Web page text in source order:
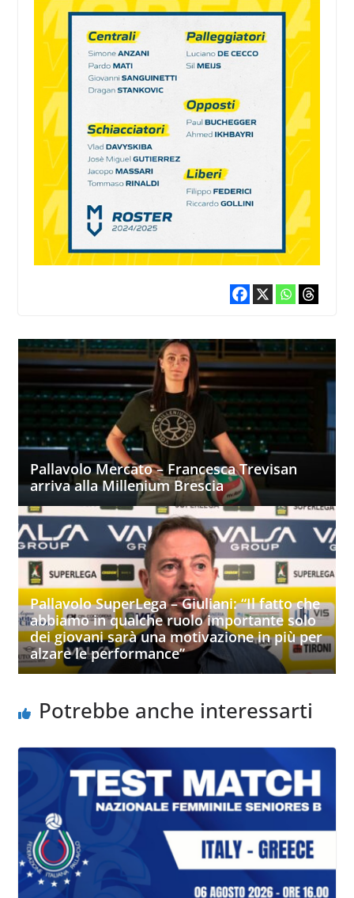
Pallavolo Mercato – Francesca Trevisan
arriva alla Millenium Brescia
Pallavolo SuperLega – Giuliani: “Il fatto che
abbiamo in qualche ruolo importante solo
dei giovani sarà una motivazione in più per
alzare le performance”
Potrebbe anche interessarti